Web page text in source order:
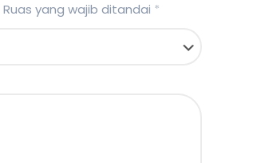
Ruas yang wajib ditandai *